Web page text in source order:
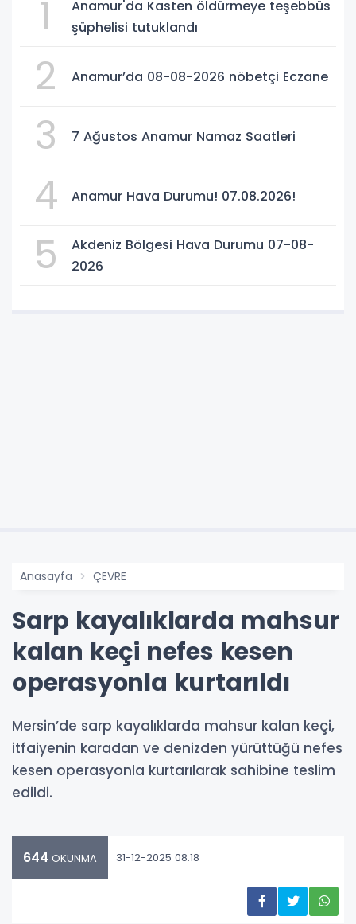
1
Anamur'da Kasten öldürmeye teşebbüs
şüphelisi tutuklandı
2 Anamur’da 08-08-2026 nöbetçi Eczane
3 7 Ağustos Anamur Namaz Saatleri
4 Anamur Hava Durumu! 07.08.2026!
5
Akdeniz Bölgesi Hava Durumu 07-08-
2026
Anasayfa ÇEVRE
Sarp kayalıklarda mahsur
kalan keçi nefes kesen
operasyonla kurtarıldı
Mersin’de sarp kayalıklarda mahsur kalan keçi,
itfaiyenin karadan ve denizden yürüttüğü nefes
kesen operasyonla kurtarılarak sahibine teslim
edildi.
644 OKUNMA 31-12-2025 08:18